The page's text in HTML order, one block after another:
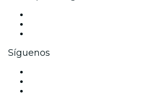
Síguenos